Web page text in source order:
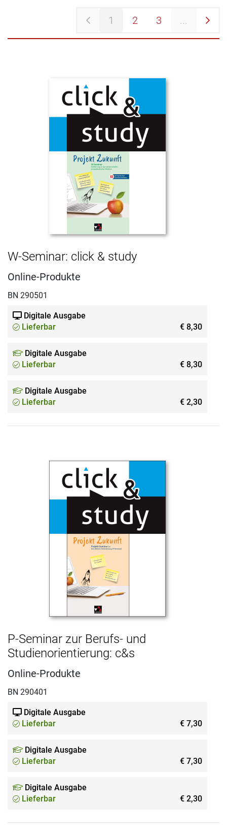
1 2 3 ...
W-Seminar: click & study
Online-Produkte
BN 290501
Digitale Ausgabe
Lieferbar
€ 8,30
Digitale Ausgabe
Lieferbar
€ 8,30
Digitale Ausgabe
Lieferbar
€ 2,30
P-Seminar zur Berufs- und
Studienorientierung: c&s
Online-Produkte
BN 290401
Digitale Ausgabe
Lieferbar
€ 7,30
Digitale Ausgabe
Lieferbar
€ 7,30
Digitale Ausgabe
Lieferbar
€ 2,30